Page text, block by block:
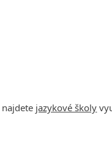
najdete jazykové školy